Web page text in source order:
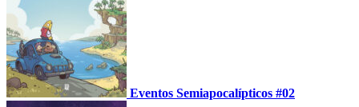
Eventos Semiapocalípticos #02